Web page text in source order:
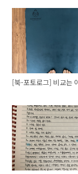
[북-포토로그] 비교는